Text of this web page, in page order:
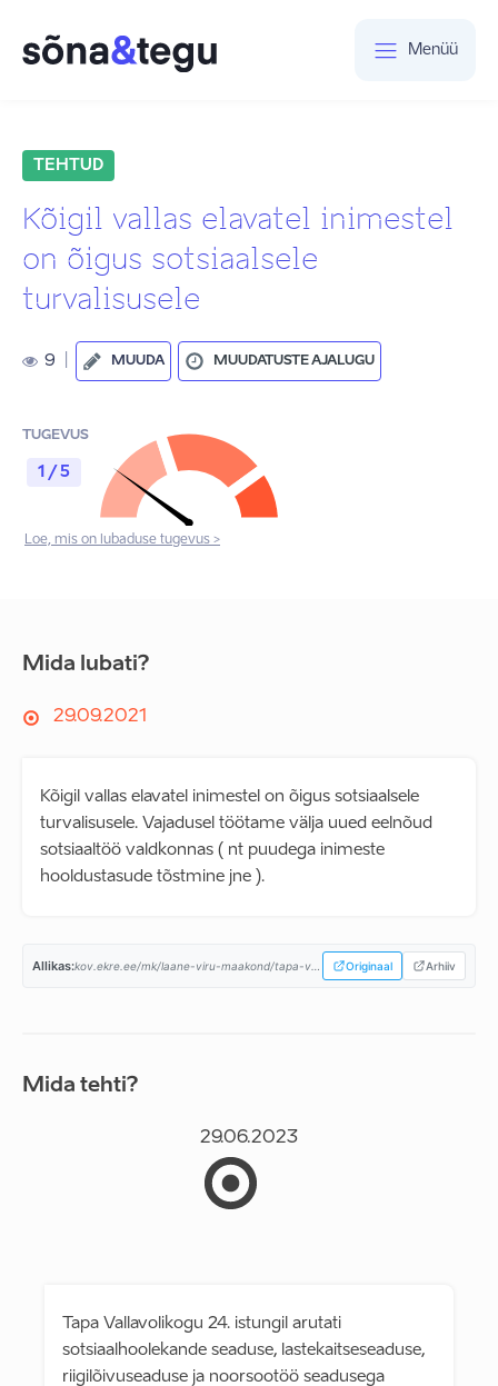
Menüü
TEHTUD
Kõigil vallas elavatel inimestel
on õigus sotsiaalsele
turvalisusele
9 MUUDA MUUDATUSTE AJALUGU
TUGEVUS
1 / 5
Loe, mis on lubaduse tugevus >
Mida lubati?
29.09.2021
Kõigil vallas elavatel inimestel on õigus sotsiaalsele
turvalisusele. Vajadusel töötame välja uued eelnõud
sotsiaaltöö valdkonnas ( nt puudega inimeste
hooldustasude tõstmine jne ).
Allikas: Originaal Arhiiv
Mida tehti?
29.06.2023
Tapa Vallavolikogu 24. istungil arutati
sotsiaalhoolekande seaduse, lastekaitseseaduse,
riigilõivuseaduse ja noorsootöö seadusega